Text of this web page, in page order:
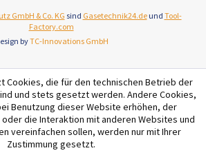
GmbH & Co. KG sind Gasetechnik24.deund Tool-
Factory.com
byTC-Innovations GmbH
Cookies, die für den technischen Betrieb der
und stets gesetzt werden. Andere Cookies,
Benutzung dieser Website erhöhen, der
die Interaktion mit anderen Websites und
vereinfachen sollen, werden nur mit Ihrer
Zustimmung gesetzt.